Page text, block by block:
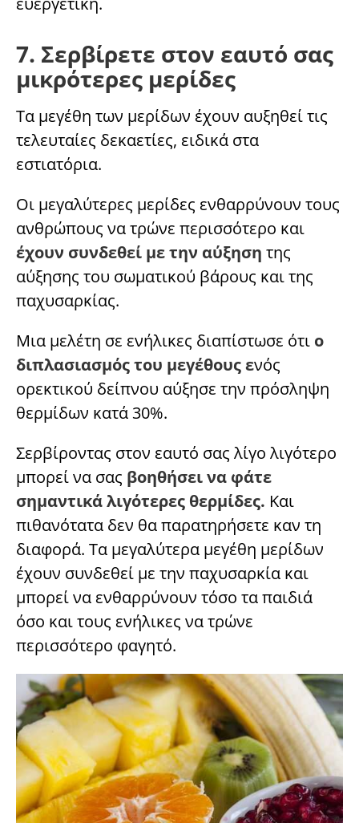
7. Σερβίρετε στον εαυτό σας
μικρότερες μερίδες
Τα μεγέθη των μερίδων έχουν αυξηθεί τις
τελευταίες δεκαετίες, ειδικά στα
εστιατόρια.
Οι μεγαλύτερες μερίδες ενθαρρύνουν τους
ανθρώπους να τρώνε περισσότερο και
έχουν συνδεθεί με την αύξηση της
αύξησης του σωματικού βάρους και της
παχυσαρκίας.
Μια μελέτη σε ενήλικες διαπίστωσε ότι ο
διπλασιασμός του μεγέθους ενός
ορεκτικού δείπνου αύξησε την πρόσληψη
θερμίδων κατά 30%.
Σερβίροντας στον εαυτό σας λίγο λιγότερο
μπορεί να σας βοηθήσει να φάτε
σημαντικά λιγότερες θερμίδες. Και
πιθανότατα δεν θα παρατηρήσετε καν τη
διαφορά. Τα μεγαλύτερα μεγέθη μερίδων
έχουν συνδεθεί με την παχυσαρκία και
μπορεί να ενθαρρύνουν τόσο τα παιδιά
όσο και τους ενήλικες να τρώνε
περισσότερο φαγητό.